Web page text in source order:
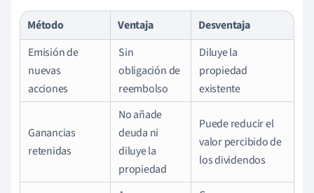
Método Ventaja
Desventaja
Emisión de
nuevas
acciones
Sin
obligación de
reembolso
Diluye la
propiedad
existente
Ganancias
retenidas
No añade
deuda ni
diluye la
propiedad
Puede reducir el
valor percibido de
los dividendos